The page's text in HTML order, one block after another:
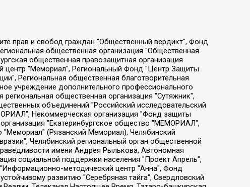
Регина Эмилевна, Григорьев Андрей Валерьевич, Григорьева Алина Александровна, Ассоциация по содействию защите прав призывников, альтернативнослужащих и военнослужащих "Правозащитная группа "Гражданин.Армия.Право", Хисамова Регина Фаритовна, Автономная некоммерческая организация по реализации социально-правовых программ "Лилит", Дальневосточное общественное движение "Маяк", Санкт-Петербургская ЛГБТ-инициативная группа "Выход", Инициативная группа ЛГБТ+ "Реверс", Алексеев Андрей Викторович, Бекбулатова Таисия Львовна, Беляев Иван Михайлович, Владыкина Елена Сергеевна, Гельман Марат Александрович, Никульшина Вероника Юрьевна, Толоконникова Надежда Андреевна, Шендерович Виктор Анатольевич, Общество с ограниченной ответственностью "Данное сообщение", Общество с ограниченной ответственностью Издательский дом "Новая глава", Айнбиндер Александра Александровна, Московский комьюнити-центр для ЛГБТ+инициатив, Благотворительный фонд развития филантропии, Deutsche Welle (Германия, Kurt-Schumacher-Strasse 3, 53113 Bonn), Борзунова Мария Михайловна, Воробьев Виктор Викторович, Голубева Анна Львовна, Константинова Алла Михайловна, Малкова Ирина Владимировна, Мурадов Мурад Абдулгалимович, Осетинская Елизавета Николаевна, Понасенков Евгений Николаевич, Ганапольский Матвей Юрьевич, Киселев Евгений Алексеевич, Борухович Ирина Григорьевна, Дремин Иван Тимофеевич, Дубровский Дмитрий Викторович, Красноярская региональная общественная организация поддержки и развития альтернативных образовательных технологий и межкультурных коммуникаций "ИНТЕРРА", Маяковская Екатерина Алексеевна, Фейгин Марк Захарович, Филимонов Андрей Викторович, Дзугкоева Регина Николаевна, Доброхотов Роман Александрович, Дудь Юрий Александрович, Елкин Сергей Владимирович, Кругликов Кирилл Игоревич, Сабунаева Мария Леонидовна, Семенов Алексей Владимирович, Шаинян Карен Багратович, Шульман Екатерина Михайловна, Асафьев Артур Валерьевич, Вахштайн Виктор Семенович, Венедиктов Алексей Алексеевич, Лушникова Екатерина Евгеньевна, Волков Леонид Михайлович, Невзоров Александр Глебович, Пархоменко Сергей Борисович, Сироткин Ярослав Николаевич, Кара-Мурза Владимир Владимирович, Баранова Наталья Владимировна, Гозман Леонид Яковлевич, Кагарлицкий Борис Юльевич, Климарев Михаил Валерьевич, Милов Владимир Станиславович, Автономная некоммерческая организация Краснодарский центр современного искусства "Типография", Моргенштерн Алишер Тагирович, Соболь Любовь Эдуардовна, Общество с ограниченной ответственностью "ЛИЗА НОРМ", Каспаров Гарри Кимович, Ходорковский Михаил Борисович, Общество с ограниченной ответственностью "Апрельские тезисы", Данилович Ирина Брониславовна, Кашин Олег Владимирович, Петров Николай Владимирович, Пивоваров Алексей Владимирович, Соколов Михаил Владимирович, Цветкова Юлия Владимировна, Чичваркин Евгений Александрович, Комитет против пыток/Команда против пыток, Общество с ограниченной ответственностью "Первый научный", Общество с ограниченной ответственностью "Вертолет и ко", Белоцерковская Вероника Борисовна, Кац Максим Евгеньевич, Лазарева Татьяна Юрьевна, Шаведдинов Руслан Табризович, Яшин Илья Валерьевич, Общество с ограниченной ответственностью "Иноагент ААВ", Алешковский Дмитрий Петрович, Альбац Евгения Марковна, Быков Дмитрий Львович, Галямина Юлия Евгеньевна, Лойко Сергей Леонидович, Мартынов Кирилл Константинович, Медведев Сергей Александрович, Крашенинников Федор Геннадиевич, Гордеева Катерина Вл